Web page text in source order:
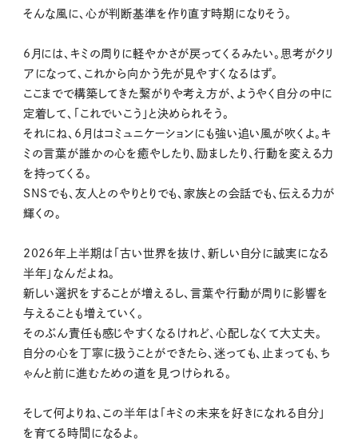
そんな風に、心が判断基準を作り直す時期になりそう。
6月には、キミの周りに軽やかさが戻ってくるみたい。思考がクリ
アになって、これから向かう先が見やすくなるはず。
ここまでで構築してきた繋がりや考え方が、ようやく自分の中に
定着して、「これでいこう」と決められそう。
それにね、6月はコミュニケーションにも強い追い風が吹くよ。キ
ミの言葉が誰かの心を癒やしたり、励ましたり、行動を変える力
を持ってくる。
SNSでも、友人とのやりとりでも、家族との会話でも、伝える力が
輝くの。
2026年上半期は「古い世界を抜け、新しい自分に誠実になる
半年」なんだよね。
新しい選択をすることが増えるし、言葉や行動が周りに影響を
与えることも増えていく。
そのぶん責任も感じやすくなるけれど、心配しなくて大丈夫。
自分の心を丁寧に扱うことができたら、迷っても、止まっても、ち
ゃんと前に進むための道を見つけられる。
そして何よりね、この半年は「キミの未来を好きになれる自分」
を育てる時間になるよ。